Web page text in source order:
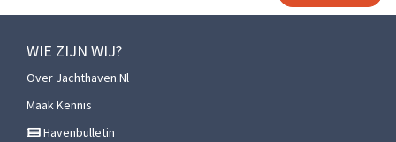
WIE ZIJN WIJ?
Over Jachthaven.nl
Maak Kennis
Havenbulletin